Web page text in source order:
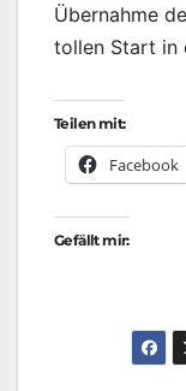
Übernahme
tollen Start in
Teilen mit:
Facebook
Gefällt mir: